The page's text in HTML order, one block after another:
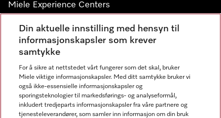
Miele Experience Centers
Miele Experience Center Nesbru
Miele Outlet Nesbru
Nyhetsbrev
Din aktuelle innstilling med hensyn til
informasjonskapsler som krever
samtykke
For å sikre at nettstedet vårt fungerer som det skal, bruker
Miele viktige informasjonskapsler. Med ditt samtykke bruker vi
også ikke-essensielle informasjonskapsler og
sporingsteknologier til markedsførings- og analyseformål,
inkludert tredjeparts informasjonskapsler fra våre partnere og
tjenesteleverandører, som samler inn informasjon om din bruk